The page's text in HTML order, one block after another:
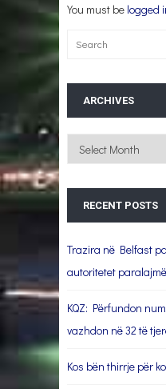
You must be logged
ARCHIVES
Archives
RECENT POSTS
Trazira në Belfast
autoritetet
KQZ: Përfundon
vazhdon në 32 të
Kos bën thirrje për